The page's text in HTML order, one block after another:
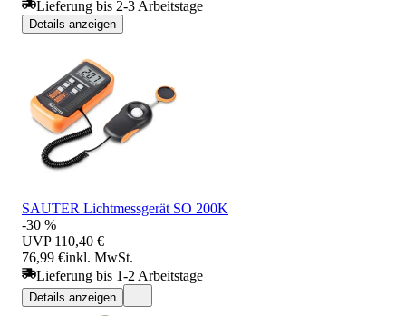
Lieferung bis 2-3 Arbeitstage
Details anzeigen
SAUTER Lichtmessgerät SO 200K
-30 %
UVP 110,40 €
76,99 €inkl. MwSt.
Lieferung bis 1-2 Arbeitstage
Details anzeigen